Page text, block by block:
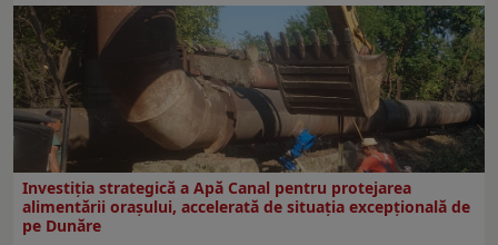
Investiția strategică a Apă Canal pentru protejarea
alimentării orașului, accelerată de situația excepțională de
pe Dunăre